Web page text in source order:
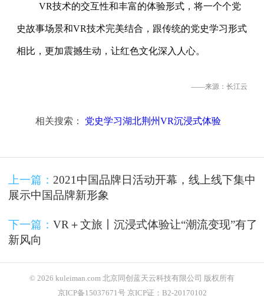
VR技术的交互性和丰富的体验形式，将一个个党
史故事场景和VR技术完美结合，跟传统的党史学习形式
相比，更加震撼生动，让红色文化深入人心。
——来源：长江云
相关搜索： 党史学习湖北荆州VR沉浸式体验
上一篇： 2021中国品牌日活动开幕，线上线下集中
展示中国品牌新形象
下一篇： VR＋文旅丨沉浸式体验让“潮流变现”有了
新风向
© 2026 kuleiman.com 北京同创蓝天云科技有限公司 版权所有
京ICP备15037671号 京ICP证：B2-20170102